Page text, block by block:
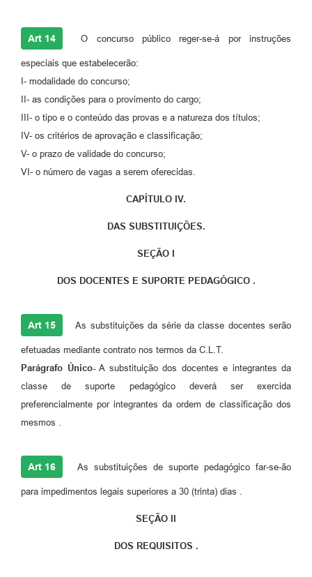
Art 14 O concurso público reger-se-á por instruções
especiais que estabelecerão:
I- modalidade do concurso;
II- as condições para o provimento do cargo;
III- o tipo e o conteúdo das provas e a natureza dos títulos;
IV- os critérios de aprovação e classificação;
V- o prazo de validade do concurso;
VI- o número de vagas a serem oferecidas.
CAPÍTULO IV.
DAS SUBSTITUIÇÕES.
SEÇÃO I
DOS DOCENTES E SUPORTE PEDAGÓGICO .
Art 15 As substituições da série da classe docentes serão
efetuadas mediante contrato nos termos da C.L.T.
Parágrafo Único-A substituição dos docentes e integrantes da
classe de suporte pedagógico deverá ser exercida
preferencialmente por integrantes da ordem de classificação dos
mesmos .
Art 16 As substituições de suporte pedagógico far-se-ão
para impedimentos legais superiores a 30 (trinta) dias .
SEÇÃO II
DOS REQUISITOS .